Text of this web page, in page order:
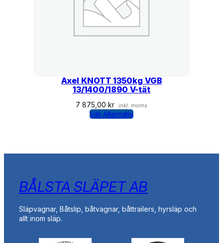
Axel KNOTT 1350kg VGB
13/1400/1890 V-tät
7 875,00 kr inkl. moms
Välj Alternativ
BÅLSTA SLÄPET AB
Släpvagnar, Båtslip, båtvagnar, båttrailers, hyrsläp och
allt inom släp.